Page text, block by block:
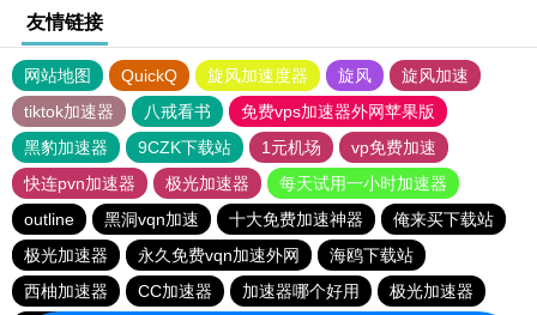
友情链接
网站地图 QuickQ 旋风加速度器 旋风
旋风加速
tiktok加速器
八戒看书
免费vps加速器外网苹果版
黑豹加速器
9CZK下载站 1元机场
vp免费加速
快连pvn加速器
极光加速器
每天试用一小时加速器
outline
黑洞vqn加速 十大免费加速神器
俺来买下载站
极光加速器
永久免费vqn加速外网
海鸥下载站
西柚加速器
CC加速器 加速器哪个好用 极光加速器